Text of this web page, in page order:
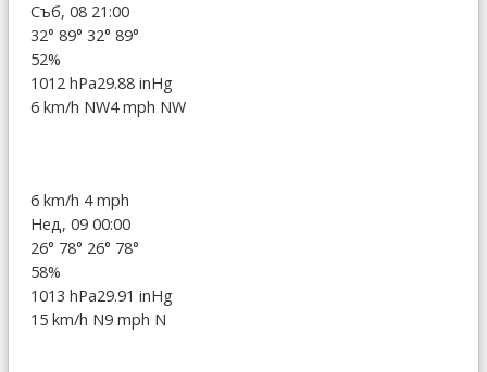
Съб, 08 21:00
32° 89° 32° 89°
52%
1012 hPa29.88 inHg
6 km/h NW4 mph NW
6 km/h 4 mph
Нед, 09 00:00
26° 78° 26° 78°
58%
1013 hPa29.91 inHg
15 km/h N9 mph N